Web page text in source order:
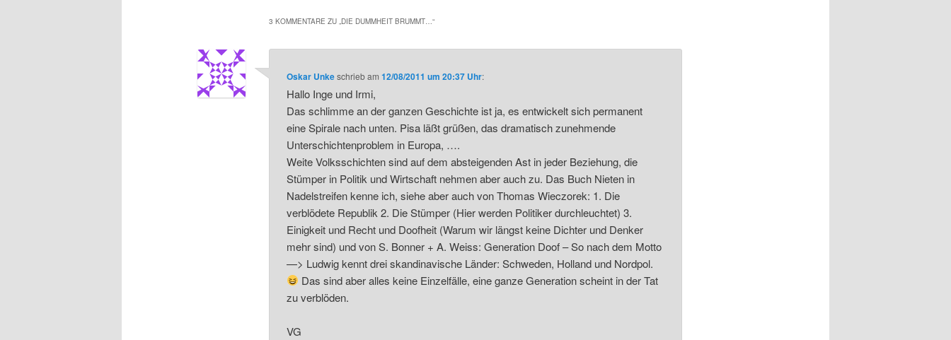
3 KOMMENTARE ZU „DIE DUMMHEIT BRUMMT…“
Oskar Unkeschriebam12/08/2011 um 20:37 Uhr:
Hallo Inge und Irmi,
Das schlimme an der ganzen Geschichte ist ja, es entwickelt sich permanent
eine Spirale nach unten. Pisa läßt grüßen, das dramatisch zunehmende
Unterschichtenproblem in Europa, ….
Weite Volksschichten sind auf dem absteigenden Ast in jeder Beziehung, die
Stümper in Politik und Wirtschaft nehmen aber auch zu. Das Buch Nieten in
Nadelstreifen kenne ich, siehe aber auch von Thomas Wieczorek: 1. Die
verblödete Republik 2. Die Stümper (Hier werden Politiker durchleuchtet) 3.
Einigkeit und Recht und Doofheit (Warum wir längst keine Dichter und Denker
mehr sind) und von S. Bonner + A. Weiss: Generation Doof – So nach dem Motto
—> Ludwig kennt drei skandinavische Länder: Schweden, Holland und Nordpol.
Das sind aber alles keine Einzelfälle, eine ganze Generation scheint in der Tat
zu verblöden.
VG